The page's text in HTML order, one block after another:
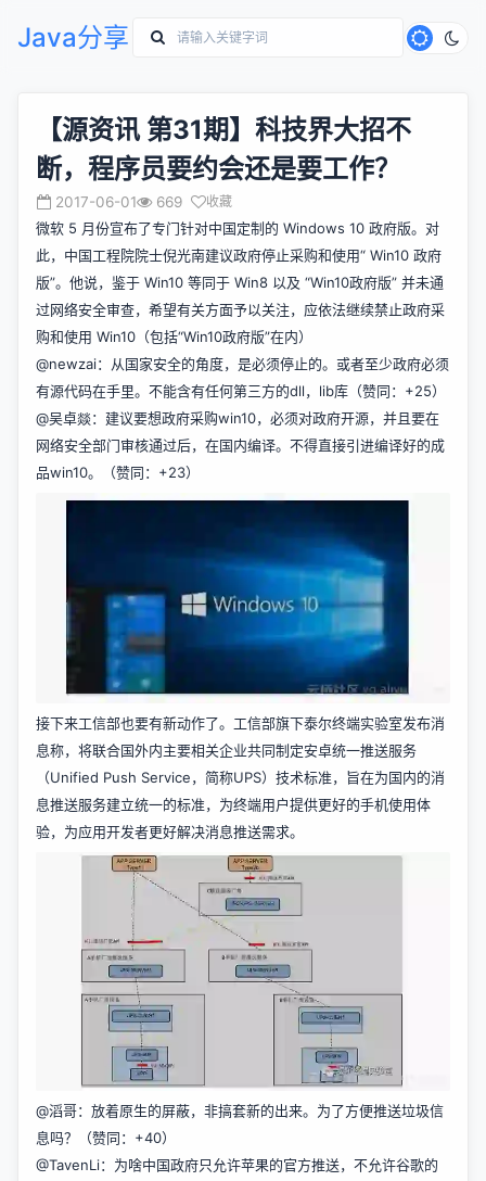
Java分享
【源资讯 第31期】科技界大招不
断，程序员要约会还是要工作？
2017-06-01 669 收藏
微软 5 月份宣布了专门针对中国定制的 Windows 10 政府版。对
此，中国工程院院士倪光南建议政府停止采购和使用“ Win10 政府
版”。他说，鉴于 Win10 等同于 Win8 以及 “Win10政府版” 并未通
过网络安全审查，希望有关方面予以关注，应依法继续禁止政府采
购和使用 Win10（包括“Win10政府版”在内）
@newzai：从国家安全的角度，是必须停止的。或者至少政府必须
有源代码在手里。不能含有任何第三方的dll，lib库（赞同：+25）
@吴卓燚：建议要想政府采购win10，必须对政府开源，并且要在
网络安全部门审核通过后，在国内编译。不得直接引进编译好的成
品win10。（赞同：+23）
接下来工信部也要有新动作了。工信部旗下泰尔终端实验室发布消
息称，将联合国外内主要相关企业共同制定安卓统一推送服务
（Unified Push Service，简称UPS）技术标准，旨在为国内的消
息推送服务建立统一的标准，为终端用户提供更好的手机使用体
验，为应用开发者更好解决消息推送需求。
@滔哥：放着原生的屏蔽，非搞套新的出来。为了方便推送垃圾信
息吗？（赞同：+40）
@TavenLi：为啥中国政府只允许苹果的官方推送，不允许谷歌的